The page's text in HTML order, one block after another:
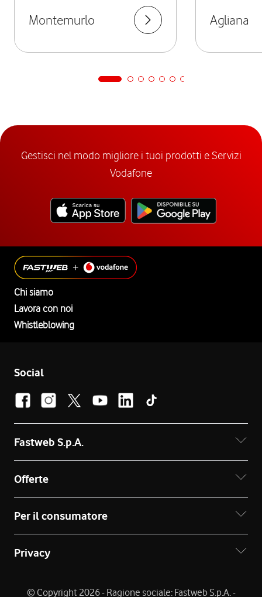
Montemurlo Agliana
Gestisci nel modo migliore i tuoi prodotti e Servizi
Vodafone
Chi siamo
Lavora con noi
Whistleblowing
Social
Fastweb S.p.A.
Offerte
Per il consumatore
Privacy
© Copyright 2026 - Ragione sociale: Fastweb S.p.A. -